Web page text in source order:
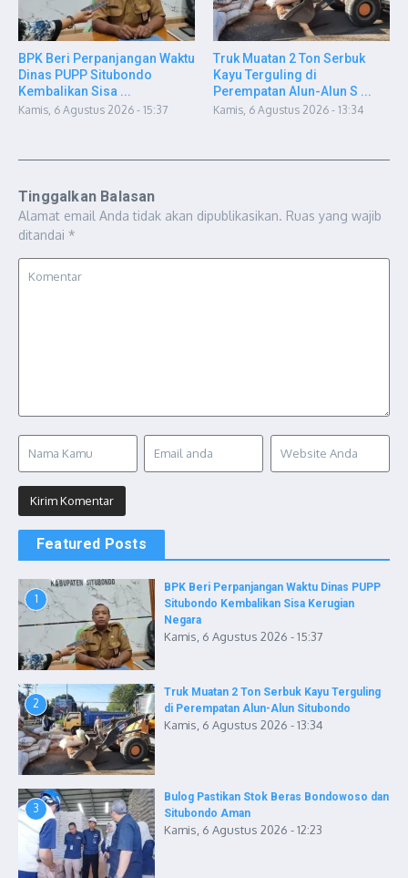
BPK Beri Perpanjangan Waktu
Dinas PUPP Situbondo
Kembalikan Sisa ...
Kamis, 6 Agustus 2026 - 15:37
Truk Muatan 2 Ton Serbuk
Kayu Terguling di
Perempatan Alun-Alun S ...
Kamis, 6 Agustus 2026 - 13:34
Tinggalkan Balasan
Alamat email Anda tidak akan dipublikasikan. Ruas yang wajib
ditandai *
Featured Posts
1
BPK Beri Perpanjangan Waktu Dinas PUPP
Situbondo Kembalikan Sisa Kerugian
Negara
Kamis, 6 Agustus 2026 - 15:37
2
Truk Muatan 2 Ton Serbuk Kayu Terguling
di Perempatan Alun-Alun Situbondo
Kamis, 6 Agustus 2026 - 13:34
3
Bulog Pastikan Stok Beras Bondowoso dan
Situbondo Aman
Kamis, 6 Agustus 2026 - 12:23